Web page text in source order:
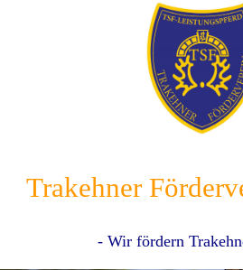
Trakehner
- Wir fördern